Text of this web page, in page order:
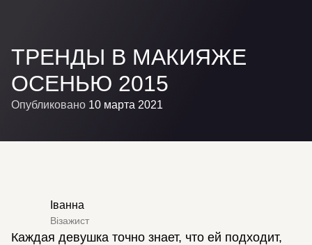
ТРЕНДЫ В МАКИЯЖЕ
ОСЕНЬЮ 2015
Опубликовано 10 марта 2021
Іванна
Візажист
Каждая девушка точно знает, что ей подходит,